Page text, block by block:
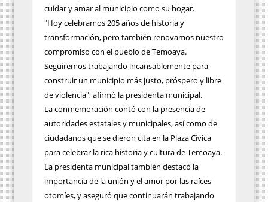
cuidar y amar al municipio como su hogar.
"Hoy celebramos 205 años de historia y
transformación, pero también renovamos nuestro
compromiso con el pueblo de Temoaya.
Seguiremos trabajando incansablemente para
construir un municipio más justo, próspero y libre
de violencia", afirmó la presidenta municipal.
La conmemoración contó con la presencia de
autoridades estatales y municipales, así como de
ciudadanos que se dieron cita en la Plaza Cívica
para celebrar la rica historia y cultura de Temoaya.
La presidenta municipal también destacó la
importancia de la unión y el amor por las raíces
otomíes, y aseguró que continuarán trabajando